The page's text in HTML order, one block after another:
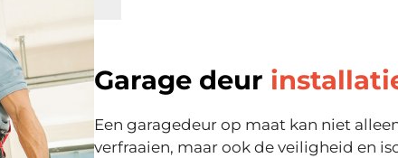
Garage deur
Een garagedeur op maat kan niet
verfraaien, maar ook de veiligheid en